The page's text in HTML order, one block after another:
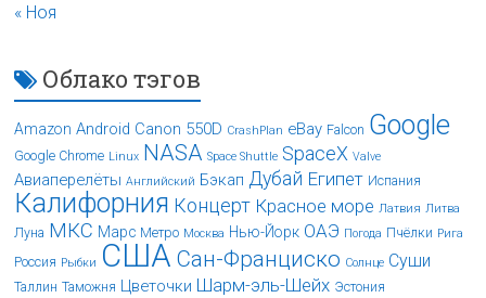
« Ноя
Облако тэгов
Amazon Android Canon 550D CrashPlan eBay Falcon Google
Google Chrome Linux NASA Space Shuttle SpaceX Valve
Авиаперелёты Английский Бэкап Дубай Египет Испания
Калифорния Концерт Красное море Латвия Литва
Луна МКС Марс Метро Москва Нью-Йорк ОАЭ Погода Пчёлки Рига
Россия Рыбки США Сан-Франциско Солнце Суши
Таллин Таможня Цветочки Шарм-эль-Шейх Эстония